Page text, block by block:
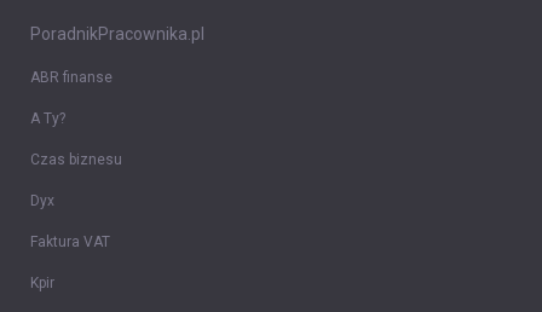
PoradnikPracownika.pl
ABR finanse
A Ty?
Czas biznesu
Dyx
Faktura VAT
Kpir